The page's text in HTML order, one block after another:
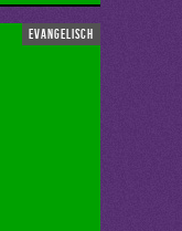
evangelisch